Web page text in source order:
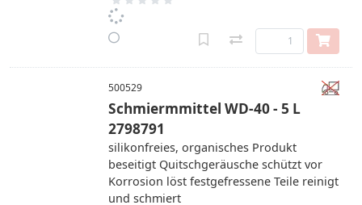
500529
Schmiermmittel WD-40 - 5 L
2798791
silikonfreies, organisches Produkt
beseitigt Quitschgeräusche schützt vor
Korrosion löst festgefressene Teile reinigt
und schmiert